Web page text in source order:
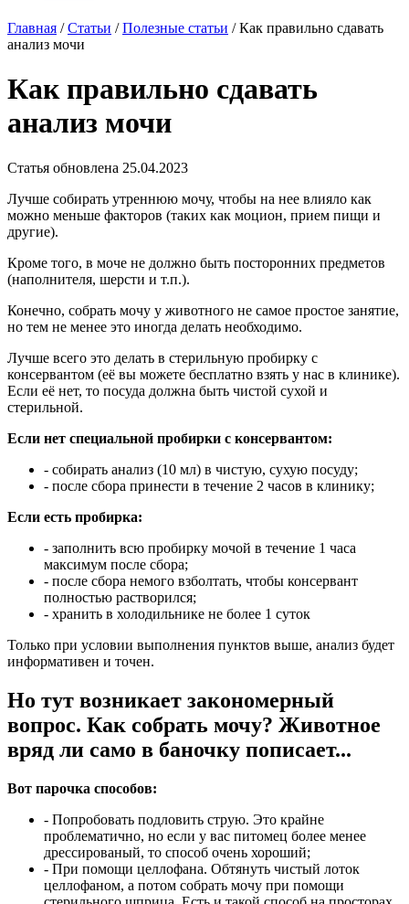
Главная /Статьи /Полезные статьи /Как правильно сдавать
анализ мочи
Как правильно сдавать
анализ мочи
Статья обновлена 25.04.2023
Лучше собирать утреннюю мочу, чтобы на нее влияло как
можно меньше факторов (таких как моцион, прием пищи и
другие).
Кроме того, в моче не должно быть посторонних предметов
(наполнителя, шерсти и т.п.).
Конечно, собрать мочу у животного не самое простое занятие,
но тем не менее это иногда делать необходимо.
Лучше всего это делать в стерильную пробирку с
консервантом (её вы можете бесплатно взять у нас в клинике).
Если её нет, то посуда должна быть чистой сухой и
стерильной.
Если нет специальной пробирки с консервантом:
- собирать анализ (10 мл) в чистую, сухую посуду;
- после сбора принести в течение 2 часов в клинику;
Если есть пробирка:
- заполнить всю пробирку мочой в течение 1 часа
максимум после сбора;
- после сбора немого взболтать, чтобы консервант
полностью растворился;
- хранить в холодильнике не более 1 суток
Только при условии выполнения пунктов выше, анализ будет
информативен и точен.
Но тут возникает закономерный
вопрос. Как собрать мочу? Животное
вряд ли само в баночку пописает...
Вот парочка способов:
- Попробовать подловить струю. Это крайне
проблематично, но если у вас питомец более менее
дрессированый, то способ очень хороший;
- При помощи целлофана. Обтянуть чистый лоток
целлофаном, а потом собрать мочу при помощи